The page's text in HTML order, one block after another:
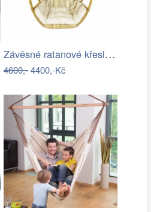
Závěsné ratanové křeslo GOLDIE - světlý…
4600,-4400,-Kč